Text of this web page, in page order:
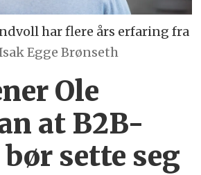
har flere års erfaring fra
Egge Brønseth
Ole
at B2B-
sette seg